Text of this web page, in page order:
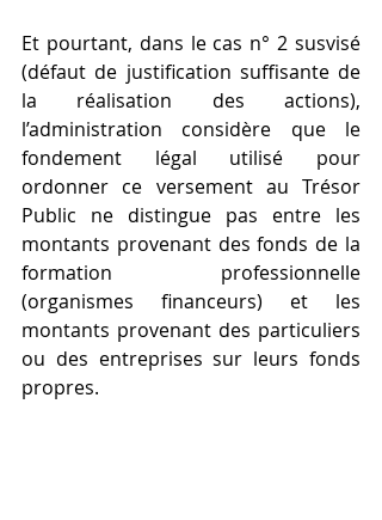
Et pourtant, dans le cas n° 2 susvisé
(défaut de justification suffisante de
la réalisation des actions),
l’administration considère que le
fondement légal utilisé pour
ordonner ce versement au Trésor
Public ne distingue pas entre les
montants provenant des fonds de la
formation professionnelle
(organismes financeurs) et les
montants provenant des particuliers
ou des entreprises sur leurs fonds
propres.